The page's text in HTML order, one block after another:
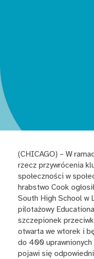
(CHICAGO) – W
rzecz przywrócenia
społeczności w
hrabstwo Cook
South High School w
pilotażowy
szczepionek
otwarta we wtorek i
do 400
pojawi się